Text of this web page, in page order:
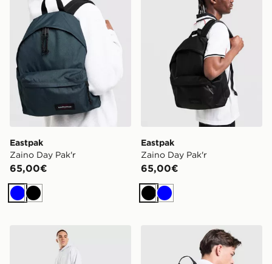
Eastpak
Zaino Day Pak'r
65,00€
BluNero
Eastpak
Zaino Day Pak'r
65,00€
Nero
Blu
Eastpak Strapverz S Roller BagEastpak POWR Pak'r 28L